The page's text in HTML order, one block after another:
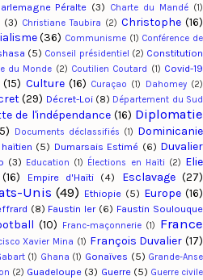
Péralte (3) Charte du Mandé (1)
(3) Christiane Taubira (2) Christophe (16)
(36) Communisme (1) Conférence de
(5) Conseil présidentiel (2) Constitution
du Monde (2) Coutilien Coutard (1) Covid-19
(15) Culture (16) Curaçao (1) Dahomey (2)
(29) Décret-Loi (8) Département du Sud
de l'indépendance (16) Diplomatie
Documents déclassifiés (1) Dominicanie
(5) Dumarsais Estimé (6) Duvalier
(3) Education (1) Élections en Haïti (2) Elie
(16) Empire d'Haïti (4) Esclavage (27)
Unis (49) Ethiopie (5) Europe (16)
(8) Faustin Ier (6) Faustin Soulouque
(10) Franc-maçonnerie (1)
France
Xavier Mina (1) François Duvalier (17)
(1) Ghana (1) Gonaïves (5) Grande-Anse
(2) Guadeloupe (3) Guerre (5) Guerre civile